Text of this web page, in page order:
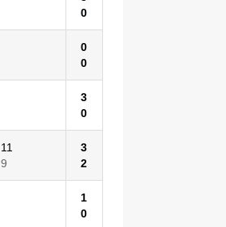
0
0
0
3
0
11
9
3
2
1
0